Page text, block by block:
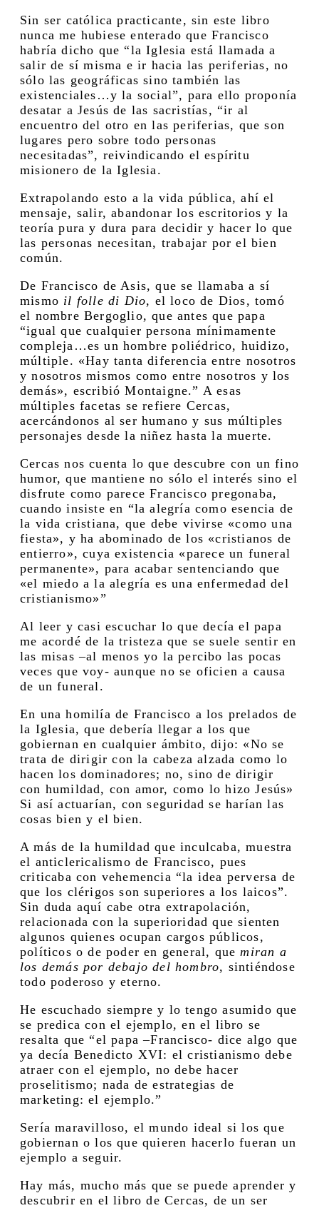
Sin ser católica practicante, sin este libro
nunca me hubiese enterado que Francisco
habría dicho que “la Iglesia está llamada a
salir de sí misma e ir hacia las periferias, no
sólo las geográficas sino también las
existenciales…y la social”, para ello proponía
desatar a Jesús de las sacristías, “ir al
encuentro del otro en las periferias, que son
lugares pero sobre todo personas
necesitadas”, reivindicando el espíritu
misionero de la Iglesia.
Extrapolando esto a la vida pública, ahí el
mensaje, salir, abandonar los escritorios y la
teoría pura y dura para decidir y hacer lo que
las personas necesitan, trabajar por el bien
común.
De Francisco de Asis, que se llamaba a sí
mismo il folle di Dio, el loco de Dios, tomó
el nombre Bergoglio, que antes que papa
“igual que cualquier persona mínimamente
compleja…es un hombre poliédrico, huidizo,
múltiple. «Hay tanta diferencia entre nosotros
y nosotros mismos como entre nosotros y los
demás», escribió Montaigne.” A esas
múltiples facetas se refiere Cercas,
acercándonos al ser humano y sus múltiples
personajes desde la niñez hasta la muerte.
Cercas nos cuenta lo que descubre con un fino
humor, que mantiene no sólo el interés sino el
disfrute como parece Francisco pregonaba,
cuando insiste en “la alegría como esencia de
la vida cristiana, que debe vivirse «como una
fiesta», y ha abominado de los «cristianos de
entierro», cuya existencia «parece un funeral
permanente», para acabar sentenciando que
«el miedo a la alegría es una enfermedad del
cristianismo»”
Al leer y casi escuchar lo que decía el papa
me acordé de la tristeza que se suele sentir en
las misas –al menos yo la percibo las pocas
veces que voy- aunque no se oficien a causa
de un funeral.
En una homilía de Francisco a los prelados de
la Iglesia, que debería llegar a los que
gobiernan en cualquier ámbito, dijo: «No se
trata de dirigir con la cabeza alzada como lo
hacen los dominadores; no, sino de dirigir
con humildad, con amor, como lo hizo Jesús»
Si así actuarían, con seguridad se harían las
cosas bien y el bien.
A más de la humildad que inculcaba, muestra
el anticlericalismo de Francisco, pues
criticaba con vehemencia “la idea perversa de
que los clérigos son superiores a los laicos”.
Sin duda aquí cabe otra extrapolación,
relacionada con la superioridad que sienten
algunos quienes ocupan cargos públicos,
políticos o de poder en general, que miran a
los demás por debajo del hombro, sintiéndose
todo poderoso y eterno.
He escuchado siempre y lo tengo asumido que
se predica con el ejemplo, en el libro se
resalta que “el papa –Francisco- dice algo que
ya decía Benedicto XVI: el cristianismo debe
atraer con el ejemplo, no debe hacer
proselitismo; nada de estrategias de
marketing: el ejemplo.”
Sería maravilloso, el mundo ideal si los que
gobiernan o los que quieren hacerlo fueran un
ejemplo a seguir.
Hay más, mucho más que se puede aprender y
descubrir en el libro de Cercas, de un ser